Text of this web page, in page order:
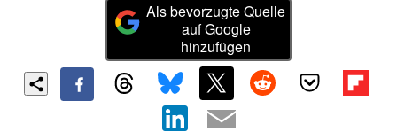
Als bevorzugte Quelle
auf Google
hinzufügen